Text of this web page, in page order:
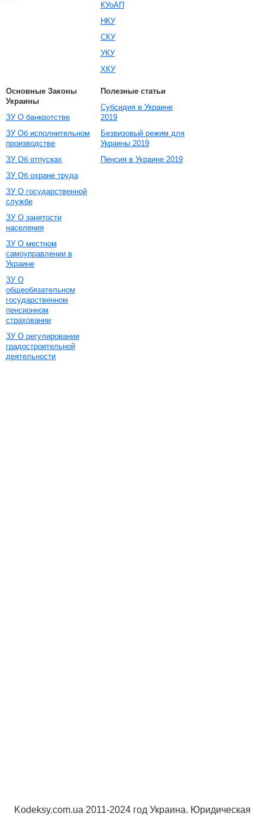
КУоАП
НКУ
СКУ
УКУ
ХКУ
Основные Законы
Украины
ЗУ О банкротстве
ЗУ Об исполнительном
производстве
ЗУ Об отпусках
ЗУ Об охране труда
ЗУ О государственной
службе
ЗУ О занятости
населения
ЗУ О местном
самоуправлении в
Украине
ЗУ О
общеобязательном
государственном
пенсионном
страховании
ЗУ О регулировании
градостроительной
деятельности
Полезные статьи
Субсидия в Украине
2019
Безвизовый режим для
Украины 2019
Пенсия в Украине 2019
Kodeksy.com.ua 2011-2024 год Украина. Юридическая